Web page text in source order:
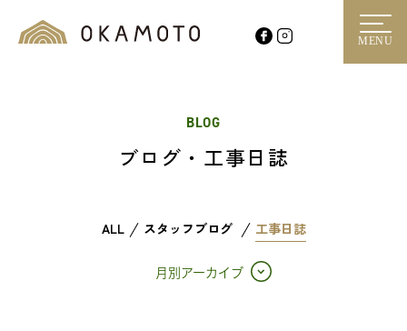
MENU
BLOG
ブログ・工事日誌
ALL スタッフブログ 工事日誌
月別アーカイブ